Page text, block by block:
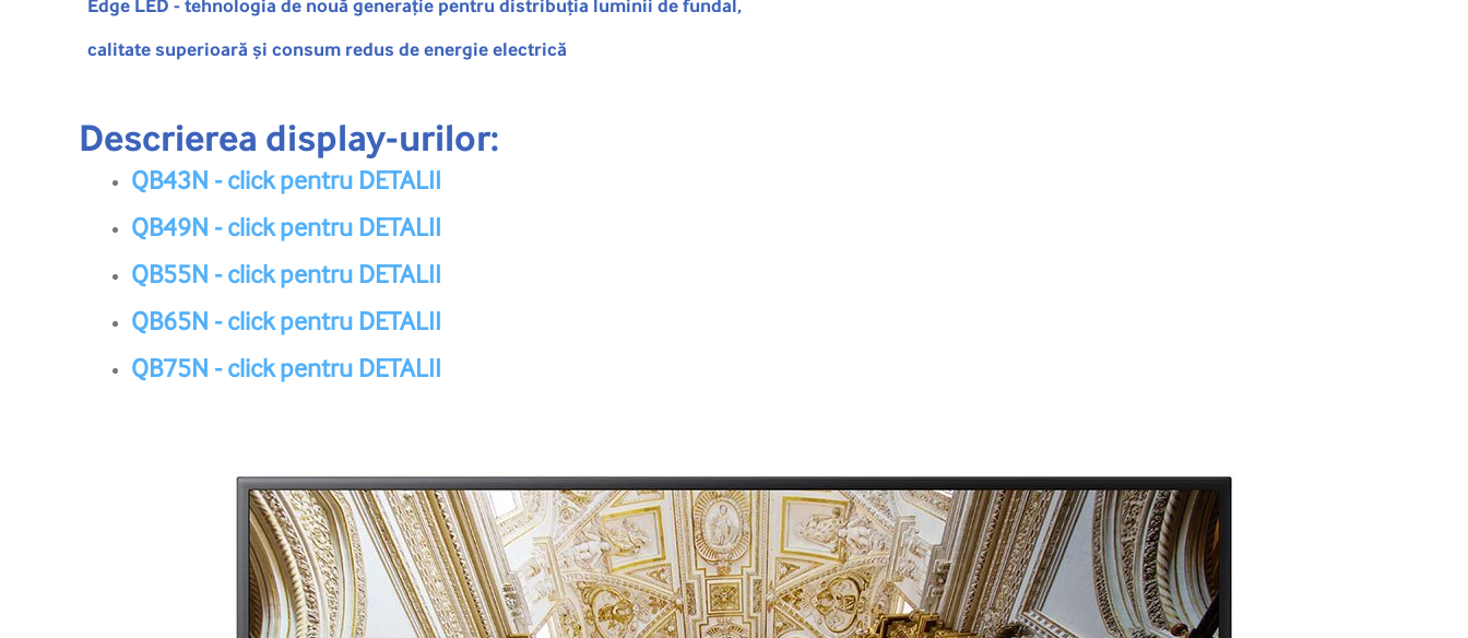
Edge LED - tehnologia de nouă generație pentru distribuția luminii de fundal,
calitate superioară și consum redus de energie electrică
Descrierea display-urilor:
QB43N - click pentru DETALII
QB49N - click pentru DETALII
QB55N - click pentru DETALII
QB65N - click pentru DETALII
QB75N - click pentru DETALII